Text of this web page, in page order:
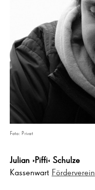
Foto: Privat
Julian ›Piffi‹ Schulze
Kassenwart Förderverein